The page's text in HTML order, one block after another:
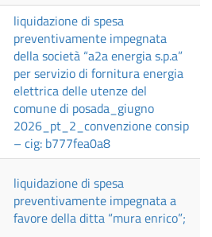
liquidazione di spesa
preventivamente impegnata
della società “a2a energia s.p.a”
per servizio di fornitura energia
elettrica delle utenze del
comune di posada_giugno
2026_pt_2_convenzione consip
– cig: b777fea0a8
liquidazione di spesa
preventivamente impegnata a
favore della ditta “mura enrico”;